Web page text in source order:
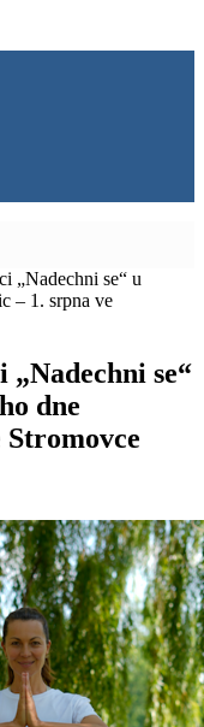
„Nadechni se“ u
– 1. srpna ve
„Nadechni se“
dne